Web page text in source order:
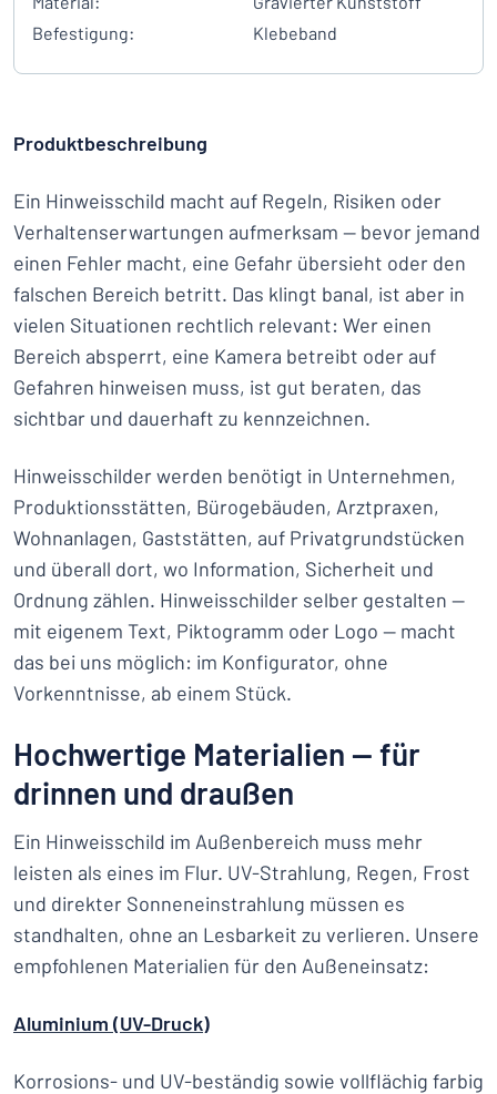
Befestigung:
Klebeband
Produktbeschreibung
Ein Hinweisschild macht auf Regeln, Risiken oder
Verhaltenserwartungen aufmerksam — bevor jemand
einen Fehler macht, eine Gefahr übersieht oder den
falschen Bereich betritt. Das klingt banal, ist aber in
vielen Situationen rechtlich relevant: Wer einen
Bereich absperrt, eine Kamera betreibt oder auf
Gefahren hinweisen muss, ist gut beraten, das
sichtbar und dauerhaft zu kennzeichnen.
Hinweisschilder werden benötigt in Unternehmen,
Produktionsstätten, Bürogebäuden, Arztpraxen,
Wohnanlagen, Gaststätten, auf Privatgrundstücken
und überall dort, wo Information, Sicherheit und
Ordnung zählen. Hinweisschilder selber gestalten —
mit eigenem Text, Piktogramm oder Logo — macht
das bei uns möglich: im Konfigurator, ohne
Vorkenntnisse, ab einem Stück.
Hochwertige Materialien — für
drinnen und draußen
Ein Hinweisschild im Außenbereich muss mehr
leisten als eines im Flur. UV-Strahlung, Regen, Frost
und direkter Sonneneinstrahlung müssen es
standhalten, ohne an Lesbarkeit zu verlieren. Unsere
empfohlenen Materialien für den Außeneinsatz:
Aluminium (UV-Druck)
Korrosions- und UV-beständig sowie vollflächig farbig